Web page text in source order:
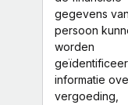
gegevens
persoon
worden
informatie
vergoeding,